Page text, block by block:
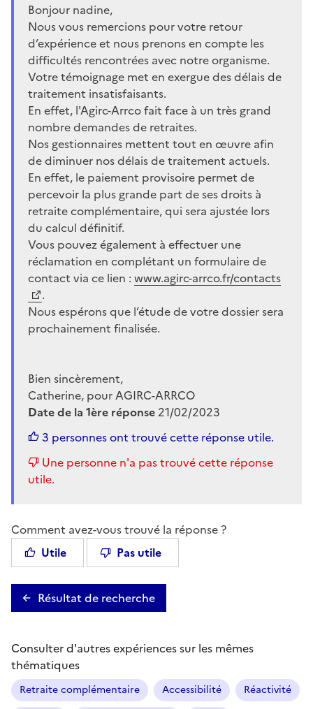
Bonjour nadine,
Nous vous remercions pour votre retour
d’expérience et nous prenons en compte les
difficultés rencontrées avec notre organisme.
Votre témoignage met en exergue des délais de
traitement insatisfaisants.
En effet, l'Agirc-Arrco fait face à un très grand
nombre demandes de retraites.
Nos gestionnaires mettent tout en œuvre afin
de diminuer nos délais de traitement actuels.
En effet, le paiement provisoire permet de
percevoir la plus grande part de ses droits à
retraite complémentaire, qui sera ajustée lors
du calcul définitif.
Vous pouvez également à effectuer une
réclamation en complétant un formulaire de
contact via ce lien : www.agirc-arrco.fr/contacts
.
Nous espérons que l’étude de votre dossier sera
prochainement finalisée.
Bien sincèrement,
Catherine, pour AGIRC-ARRCO
Date de la 1ère réponse 21/02/2023
3 personnes ont trouvé cette réponse utile.
Une personne n'a pas trouvé cette réponse
utile.
Comment avez-vous trouvé la réponse ?
Utile
Pas utile
Résultat de recherche
Consulter d'autres expériences sur les mêmes
thématiques
Retraite complémentaire Accessibilité
Réactivité